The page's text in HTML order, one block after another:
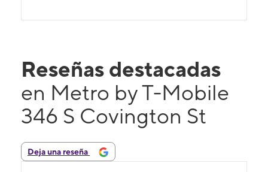
Reseñas destacadas
en Metro by T-Mobile
346 S Covington St
Deja una reseña